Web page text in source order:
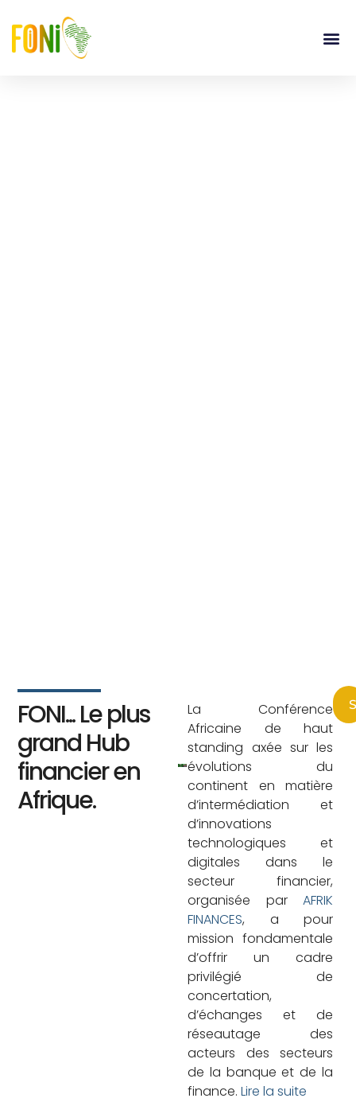
FONI... Le plus
grand Hub
financier en
Afrique.
La Conférence
Africaine de haut
standing axée sur les
évolutions du
continent en matière
d’intermédiation et
d’innovations
technologiques et
digitales dans le
secteur financier,
organisée par AFRIK
FINANCES, a pour
mission fondamentale
d’offrir un cadre
privilégié de
concertation,
d’échanges et de
réseautage des
acteurs des secteurs
de la banque et de la
finance.Lire la suite